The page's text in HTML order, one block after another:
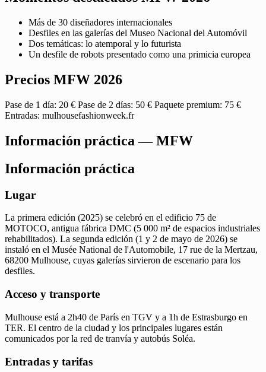
Más de 30 diseñadores internacionales
Desfiles en las galerías del Museo Nacional del Automóvil
Dos temáticas: lo atemporal y lo futurista
Un desfile de robots presentado como una primicia europea
Precios MFW 2026
Pase de 1 día: 20 € Pase de 2 días: 50 € Paquete premium: 75 €
Entradas: mulhousefashionweek.fr
Información práctica — MFW
Información práctica
Lugar
La primera edición (2025) se celebró en el edificio 75 de
MOTOCO, antigua fábrica DMC (5 000 m² de espacios industriales
rehabilitados). La segunda edición (1 y 2 de mayo de 2026) se
instaló en el Musée National de l'Automobile, 17 rue de la Mertzau,
68200 Mulhouse, cuyas galerías sirvieron de escenario para los
desfiles.
Acceso y transporte
Mulhouse está a 2h40 de París en TGV y a 1h de Estrasburgo en
TER. El centro de la ciudad y los principales lugares están
comunicados por la red de tranvía y autobús Soléa.
Entradas y tarifas